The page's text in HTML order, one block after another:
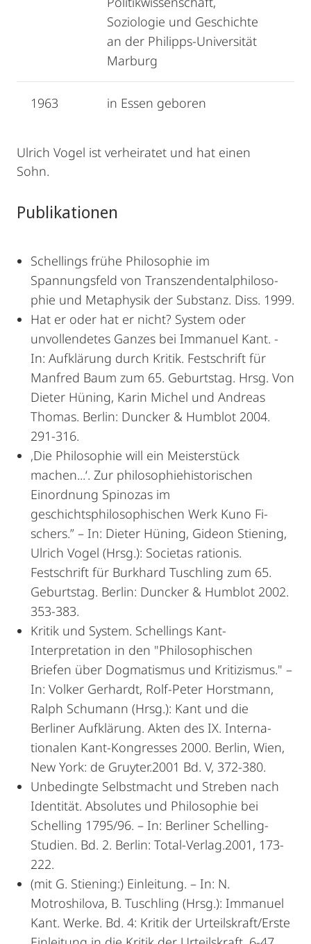
Soziologie und Geschichte
an der Philipps-Universität
Marburg
1963 in Essen geboren
Ulrich Vogel ist verheiratet und hat einen
Sohn.
Publikationen
Schellings frühe Philosophie im
Spannungsfeld von Transzendental­philoso­
phie und Meta­physik der Substanz. Diss. 1999.
Hat er oder hat er nicht? System oder
unvollendetes Ganzes bei Imma­nuel Kant. -
In: Aufklärung durch Kritik. Festschrift für
Manfred Baum zum 65. Geburtstag. Hrsg. Von
Dieter Hüning, Ka­rin Michel und Andreas
Thomas. Berlin: Duncker & Humblot 2004.
291-316.
‚Die Philosophie will ein Meisterstück
machen...‘. Zur philo­so­phie­histori­schen
Einordnung Spino­zas im
geschichtsphilosophischen Werk Kuno Fi­
schers.” – In: Die­ter Hüning, Gideon Stiening,
Ulrich Vogel (Hrsg.): So­cietas rationis.
Festschrift für Burkhard Tuschling zum 65.
Geburtstag. Berlin: Duncker & Humblot 2002.
353-383.
Kritik und System. Schellings Kant-
Interpretation in den "Philosophi­schen
Briefen über Dogmatismus und Kritizismus." –
In: Volker Ger­hardt, Rolf-Peter Horst­mann,
Ralph Schumann (Hrsg.): Kant und die
Berliner Aufklärung. Akten des IX. In­terna­
tionalen Kant-Kongresses 2000. Berlin, Wien,
New York: de Gruyter.2001 Bd. V, 372-380.
Unbedingte Selbstmacht und Streben nach
Identität. Absolutes und Philoso­phie bei
Schelling 1795/96. – In: Berliner Schelling-
Studien. Bd. 2. Berlin: Total-Ver­lag.2001, 173-
222.
(mit G. Stiening:) Einleitung. – In: N.
Motroshilova, B. Tuschling (Hrsg.): Immanuel
Kant. Werke. Bd. 4: Kritik der Urteilskraft/Erste